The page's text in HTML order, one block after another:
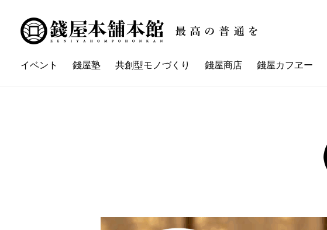
イベント 錢屋塾 共創型モノづくり 錢屋商店 錢屋カフヱー